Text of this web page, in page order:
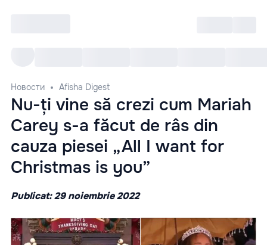
Новости Afisha Digest
Nu-ți vine să crezi cum Mariah
Carey s-a făcut de râs din
cauza piesei „All I want for
Christmas is you”
Publicat: 29 noiembrie 2022